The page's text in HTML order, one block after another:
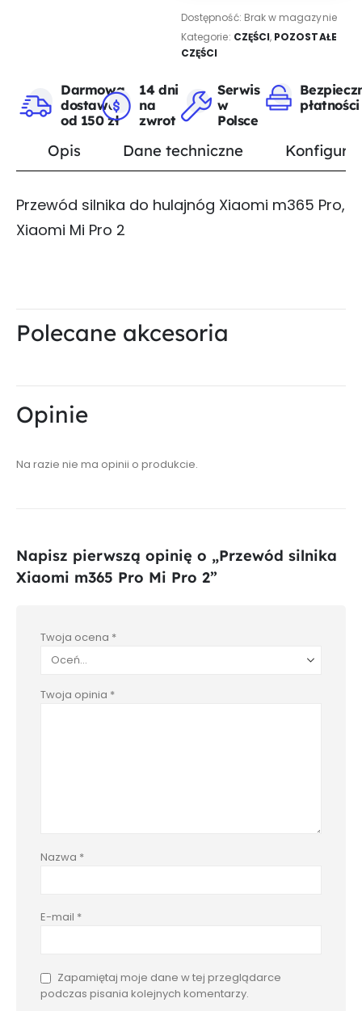
Dostępność: Brak w magazynie
Kategorie: CZĘŚCI, POZOSTAŁE
CZĘŚCI
Darmowa
dostawa
od 150 zł
14 dni
na
zwrot
Serwis
w
Polsce
płatności
Opis Dane techniczne
Przewód silnika do hulajnóg Xiaomi m365 Pro,
Xiaomi Mi Pro 2
Polecane akcesoria
Opinie
Na razie nie ma opinii o produkcie.
Napisz pierwszą opinię o „Przewód silnika
Xiaomi m365 Pro Mi Pro 2”
Twoja ocena *
Twoja opinia *
Nazwa *
E-mail *
Zapamiętaj moje dane w tej przeglądarce
podczas pisania kolejnych komentarzy.